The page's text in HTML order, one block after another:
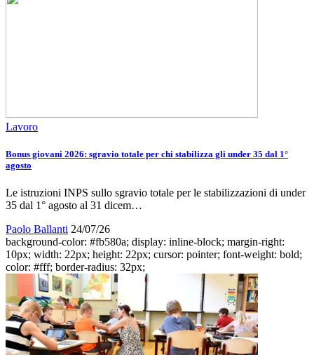
Lavoro
Bonus giovani 2026: sgravio totale per chi stabilizza gli under 35 dal 1°
agosto
Le istruzioni INPS sullo sgravio totale per le stabilizzazioni di under
35 dal 1° agosto al 31 dicem…
Paolo Ballanti 24/07/26
background-color: #fb580a; display: inline-block; margin-right:
10px; width: 22px; height: 22px; cursor: pointer; font-weight: bold;
color: #fff; border-radius: 32px;